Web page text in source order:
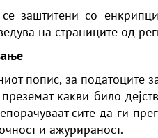
заштитени со
на страниците од
попис, за податоците
какви било
сите да ги
и ажурираност.